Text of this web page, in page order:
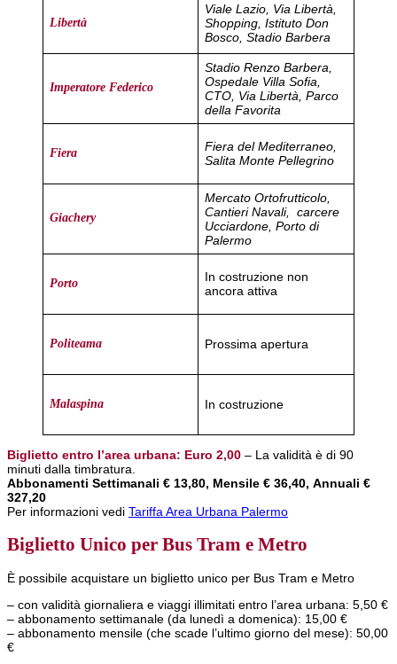
Libertà
Viale Lazio, Via Libertà,
Shopping, Istituto Don
Bosco, Stadio Barbera
Imperatore Federico
Stadio Renzo Barbera,
Ospedale Villa Sofia,
CTO, Via Libertà, Parco
della Favorita
Fiera
Fiera del Mediterraneo,
Salita Monte Pellegrino
Giachery
Mercato Ortofrutticolo,
Cantieri Navali, carcere
Ucciardone, Porto di
Palermo
Porto
In costruzione non
ancora attiva
Politeama Prossima apertura
Malaspina In costruzione
Biglietto entro l’area urbana: Euro 2,00 – La validità è di 90
minuti dalla timbratura.
Abbonamenti Settimanali € 13,80, Mensile € 36,40, Annuali €
327,20
Per informazioni vedi Tariffa Area Urbana Palermo
Biglietto Unico per Bus Tram e Metro
È possibile acquistare un biglietto unico per Bus Tram e Metro
– con validità giornaliera e viaggi illimitati entro l’area urbana: 5,50 €
– abbonamento settimanale (da lunedì a domenica): 15,00 €
– abbonamento mensile (che scade l’ultimo giorno del mese): 50,00
€